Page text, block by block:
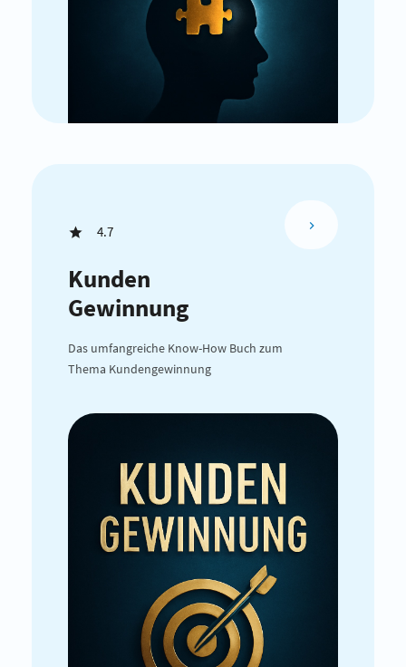
4.7
Kunden
Gewinnung
Das umfangreiche Know-How Buch zum
Thema Kundengewinnung